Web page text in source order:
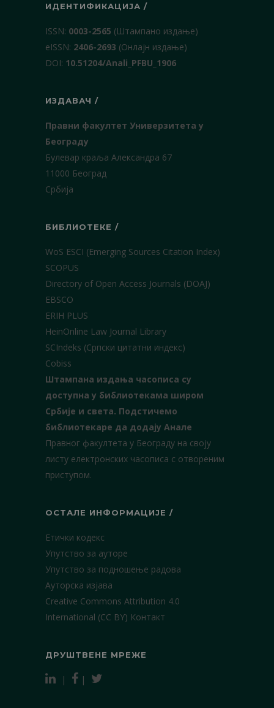
ИДЕНТИФИКАЦИЈА /
ISSN: 0003-2565 (Штампано издање)
еISSN: 2406-2693 (Онлајн издање)
DOI: 10.51204/Anali_PFBU_1906
ИЗДАВАЧ /
Правни факултет Универзитета у
Београду
Булевар краља Александра 67
11000 Београд
Србија
БИБЛИОТЕКЕ /
WoS ESCI (Emerging Sources Citation Index)
SCOPUS
Directory of Open Access Journals (DOAJ)
EBSCO
ERIH PLUS
HeinOnline Law Journal Library
SCIndeks (Српски цитатни индекс)
Cobiss
Штампана издања часописа су
доступна у библиотекама широм
Србије и света. Подстичемо
библиотекаре да додају Анале
Правног факултета у Београду на своју
листу електронских часописа с отвореним
приступом.
ОСТАЛЕ ИНФОРМАЦИЈЕ /
Етички кодекс
Упутство за ауторе
Упутство за подношење радова
Ауторска изјава
Creative Commons Attribution 4.0
International (CC BY) Контакт
ДРУШТВЕНЕ МРЕЖЕ
| |